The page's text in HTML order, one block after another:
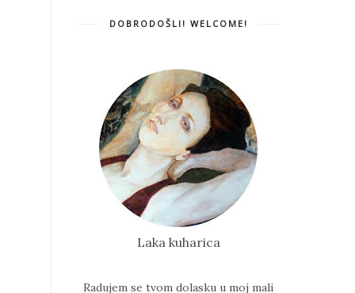
DOBRODOŠLI! WELCOME!
Laka kuharica
Radujem se tvom dolasku u moj mali